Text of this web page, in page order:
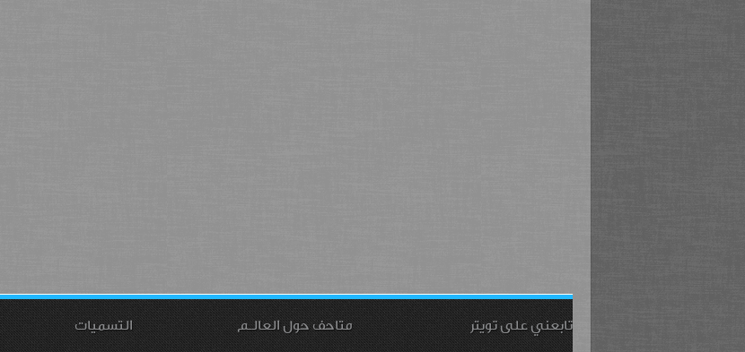
تابعني على تويتر متاحف حول العالـم التسميات